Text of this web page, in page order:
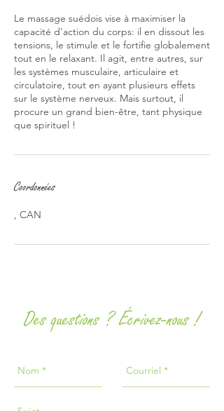
Le massage suédois vise à maximiser la
capacité d'action du corps: il en dissout les
tensions, le stimule et le fortifie globalement
tout en le relaxant. Il agit, entre autres, sur
les systèmes musculaire, articulaire et
circulatoire, tout en ayant plusieurs effets
sur le système nerveux. Mais surtout, il
procure un grand bien-être, tant physique
que spirituel !
Coordonnées
, CAN
Des questions ? Écrivez-nous !